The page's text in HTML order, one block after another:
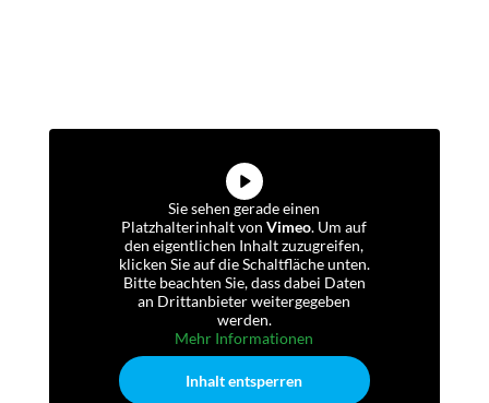
Sie sehen gerade einen
Platzhalterinhalt vonVimeo. Um auf
den eigentlichen Inhalt zuzugreifen,
klicken Sie auf die Schaltfläche unten.
Bitte beachten Sie, dass dabei Daten
an Drittanbieter weitergegeben
werden.
Mehr Informationen
Inhalt entsperren